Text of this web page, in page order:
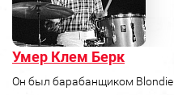
Умер Клем Берк
Он был барабанщиком Blondie.